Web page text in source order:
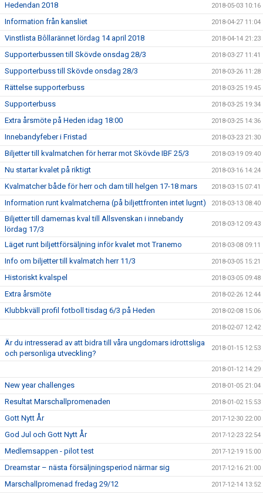
Hedendan 2018 2018-05-03 10:16
Information från kansliet 2018-04-27 11:04
Vinstlista Bôllarännet lördag 14 april 2018 2018-04-14 21:23
Supporterbussen till Skövde onsdag 28/3 2018-03-27 11:41
Supporterbuss till Skövde onsdag 28/3 2018-03-26 11:28
Rättelse supporterbuss 2018-03-25 19:45
Supporterbuss 2018-03-25 19:34
Extra årsmöte på Heden idag 18:00 2018-03-25 14:36
Innebandyfeber i Fristad 2018-03-23 21:30
Biljetter till kvalmatchen för herrar mot Skövde IBF 25/3 2018-03-19 09:40
Nu startar kvalet på riktigt 2018-03-16 14:24
Kvalmatcher både för herr och dam till helgen 17-18 mars 2018-03-15 07:41
Information runt kvalmatcherna (på biljettfronten intet lugnt) 2018-03-13 08:40
Biljetter till damernas kval till Allsvenskan i innebandy
lördag 17/3
2018-03-12 09:43
Läget runt biljettförsäljning inför kvalet mot Tranemo 2018-03-08 09:11
Info om biljetter till kvalmatch herr 11/3 2018-03-05 15:21
Historiskt kvalspel 2018-03-05 09:48
Extra årsmöte 2018-02-26 12:44
Klubbkväll profil fotboll tisdag 6/3 på Heden 2018-02-08 15:06
2018-02-07 12:42
Är du intresserad av att bidra till våra ungdomars idrottsliga
och personliga utveckling?
2018-01-15 12:53
2018-01-12 14:29
New year challenges 2018-01-05 21:04
Resultat Marschallpromenaden 2018-01-02 15:53
Gott Nytt År 2017-12-30 22:00
God Jul och Gott Nytt År 2017-12-23 22:54
Medlemsappen - pilot test 2017-12-19 15:00
Dreamstar – nästa försäljningsperiod närmar sig 2017-12-16 21:00
Marschallpromenad fredag 29/12 2017-12-14 13:52